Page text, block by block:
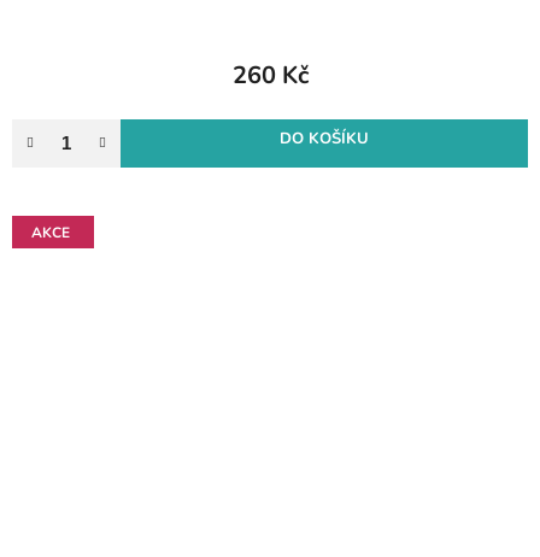
260 Kč
DO KOŠÍKU
AKCE